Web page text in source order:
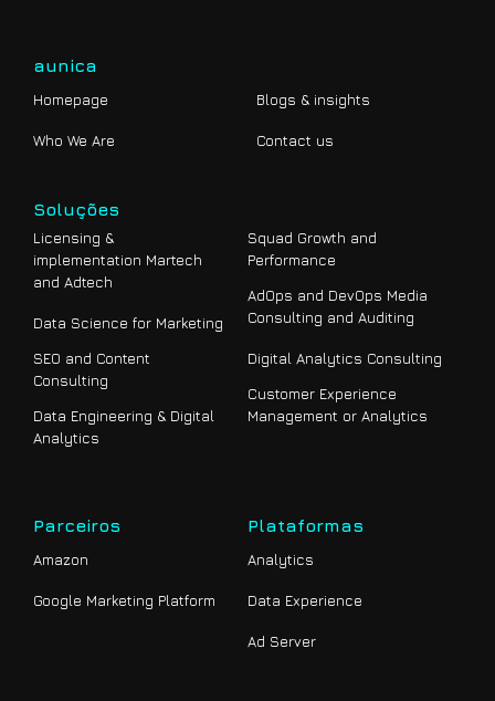
aunica
Homepage
Who We Are
Blogs & insights
Contact us
Soluções
Licensing &
implementation Martech
and Adtech
Data Science for Marketing
SEO and Content
Consulting
Data Engineering & Digital
Analytics
Squad Growth and
Performance
AdOps and DevOps Media
Consulting and Auditing
Digital Analytics Consulting
Customer Experience
Management or Analytics
Parceiros
Amazon
Google Marketing Platform
Plataformas
Analytics
Data Experience
Ad Server